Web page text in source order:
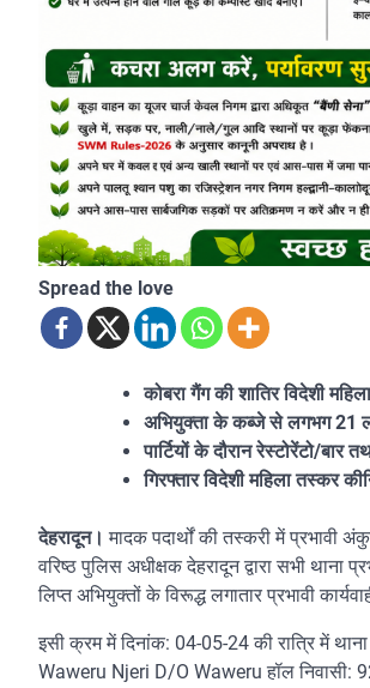
Spread the love
कोबरा गैंग की शातिर विदेशी
अभियुक्ता के कब्जे से लगभग 21
पार्टियों के दौरान रेस्टोरेंटो/बार
गिरफ्तार विदेशी महिला तस्कर
देहरादून।मादक पदार्थों की तस्करी में प्रभावी
वरिष्ठ पुलिस अधीक्षक देहरादून द्वारा सभी थाना
लिप्त अभियुक्तों के विरूद्ध लगातार प्रभावी
इसी क्रम में दिनांक: 04-05-24 की रात्रि में
Waweru Njeri D/O Waweru हॉल निवासी: